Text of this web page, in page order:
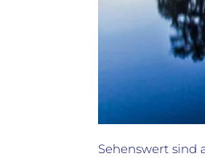
Sehenswert sind